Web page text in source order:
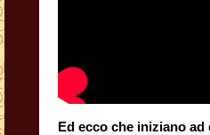
Ed ecco che iniziano